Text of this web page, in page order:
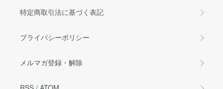
特定商取引法に基づく表記
プライバシーポリシー
メルマガ登録・解除